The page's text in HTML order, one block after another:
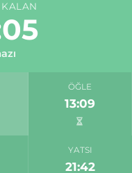
ÖĞLE
13:09
YATSI
21:42